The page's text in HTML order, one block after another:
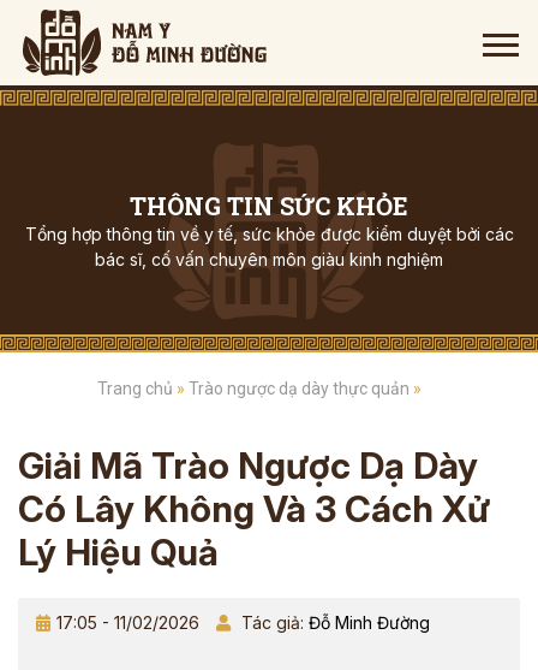
THÔNG TIN SỨC KHỎE
Tổng hợp thông tin về y tế, sức khỏe được kiểm duyệt bởi các
bác sĩ, cố vấn chuyên môn giàu kinh nghiệm
Trang chủ » Trào ngược dạ dày thực quản »
Giải Mã Trào Ngược Dạ Dày
Có Lây Không Và 3 Cách Xử
Lý Hiệu Quả
17:05 - 11/02/2026 Tác giả: Đỗ Minh Đường